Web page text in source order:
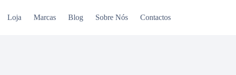
Loja Marcas Blog Sobre Nós Contactos